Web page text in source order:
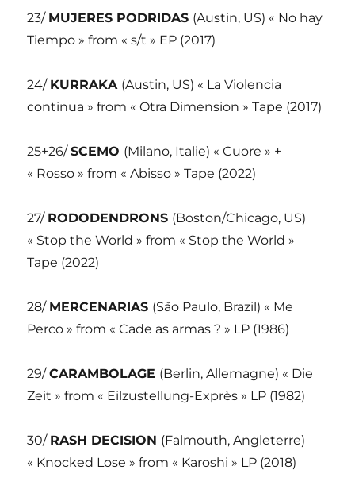
23/ MUJERES PODRIDAS (Austin, US) « No hay
Tiempo » from « s/t » EP (2017)
24/ KURRAKA (Austin, US) « La Violencia
continua » from « Otra Dimension » Tape (2017)
25+26/SCEMO (Milano, Italie) « Cuore » +
« Rosso » from « Abisso » Tape (2022)
27/ RODODENDRONS (Boston/Chicago, US)
« Stop the World » from « Stop the World »
Tape (2022)
28/ MERCENARIAS (São Paulo, Brazil) « Me
Perco » from « Cade as armas ? » LP (1986)
29/CARAMBOLAGE (Berlin, Allemagne) « Die
Zeit » from « Eilzustellung-Exprès » LP (1982)
30/ RASH DECISION (Falmouth, Angleterre)
« Knocked Lose » from « Karoshi » LP (2018)